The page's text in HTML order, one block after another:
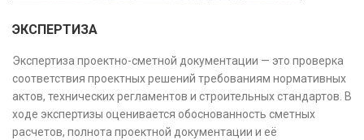
ЭКСПЕРТИЗА
Экспертиза проектно-сметной документации — это проверка
соответствия проектных решений требованиям нормативных
актов, технических регламентов и строительных стандартов. В
ходе экспертизы оценивается обоснованность сметных
расчетов, полнота проектной документации и её